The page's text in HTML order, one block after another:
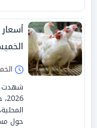
الخميس 2
الخميس 02/
حول مستويات 71 و72